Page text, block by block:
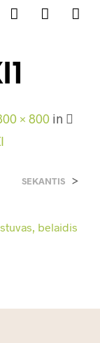
× 800in
SEKANTIS >